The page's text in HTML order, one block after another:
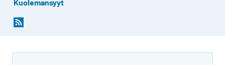
Kuolemansyyt